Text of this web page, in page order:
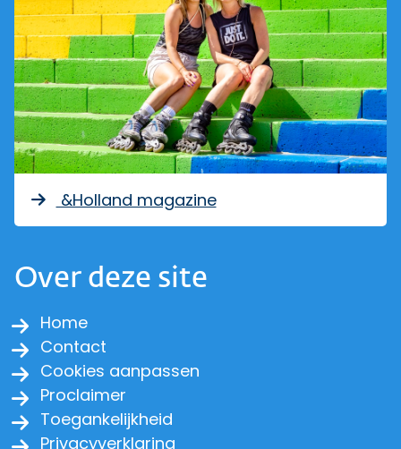
&Holland magazine
Over deze site
Home
Contact
Cookies aanpassen
Proclaimer
Toegankelijkheid
Privacyverklaring